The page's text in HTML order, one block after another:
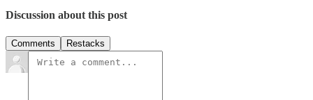
Discussion about this post
Comments Restacks